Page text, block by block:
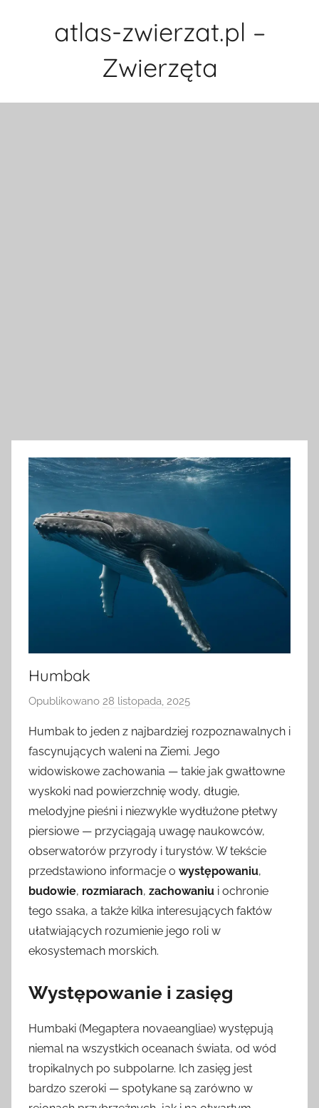
atlas-zwierzat.pl –
Zwierzęta
Humbak
Opublikowano 28 listopada, 2025
z
e
z
Humbak to jeden z najbardziej rozpoznawalnych i
fascynujących waleni na Ziemi. Jego
widowiskowe zachowania — takie jak gwałtowne
wyskoki nad powierzchnię wody, długie,
melodyjne pieśni i niezwykle wydłużone płetwy
piersiowe — przyciągają uwagę naukowców,
obserwatorów przyrody i turystów. W tekście
przedstawiono informacje o występowaniu,
budowie, rozmiarach, zachowaniu i ochronie
tego ssaka, a także kilka interesujących faktów
ułatwiających rozumienie jego roli w
ekosystemach morskich.
Występowanie i zasięg
Humbaki (Megaptera novaeangliae) występują
niemal na wszystkich oceanach świata, od wód
tropikalnych po subpolarne. Ich zasięg jest
bardzo szeroki — spotykane są zarówno w